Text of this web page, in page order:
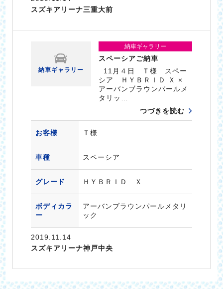
スズキアリーナ三重大前
納車ギャラリー
納車ギャラリー
スペーシアご納車
11月４日 Ｔ様 スペー
シア ＨＹＢＲＩＤ Ｘ ×
アーバンブラウンパールメ
タリッ…
つづきを読む
お客様 Ｔ様
車種 スペーシア
グレード ＨＹＢＲＩＤ Ｘ
ボディカラ
ー
アーバンブラウンパールメタリ
ック
2019.11.14
スズキアリーナ神戸中央